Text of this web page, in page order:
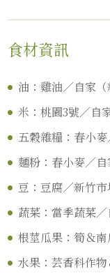
食材資訊
油：雞油／自家（
米：桃園3號／自
五穀雜糧：春小麥
麵粉：春小麥／自
豆：豆腐／新竹
蔬菜：當季蔬菜／
根莖瓜果：筍＆南
水果：芸香科作物